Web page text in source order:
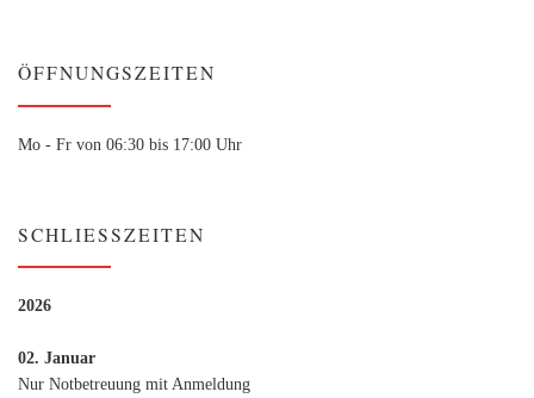
ÖFFNUNGSZEITEN
Mo - Fr von 06:30 bis 17:00 Uhr
SCHLIESSZEITEN
2026
02. Januar
Nur Notbetreuung mit Anmeldung